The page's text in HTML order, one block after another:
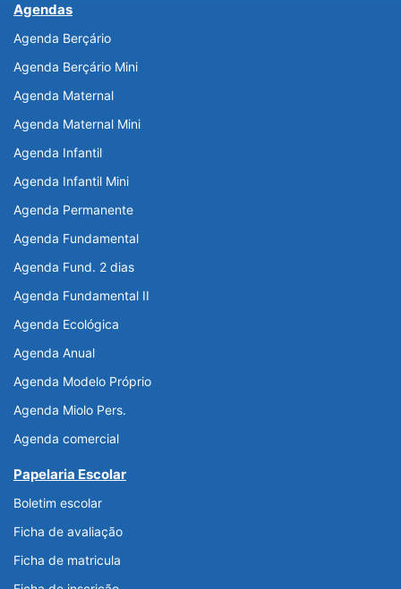
Agendas
Agenda Berçário
Agenda Berçário Mini
Agenda Maternal
Agenda Maternal Mini
Agenda Infantil
Agenda Infantil Mini
Agenda Permanente
Agenda Fundamental
Agenda Fund. 2 dias
Agenda Fundamental II
Agenda Ecológica
Agenda Anual
Agenda Modelo Próprio
Agenda Miolo Pers.
Agenda comercial
Papelaria Escolar
Boletim escolar
Ficha de avaliação
Ficha de matricula